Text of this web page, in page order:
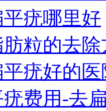
疣哪里好
粒的去
疣好的医
费用-去